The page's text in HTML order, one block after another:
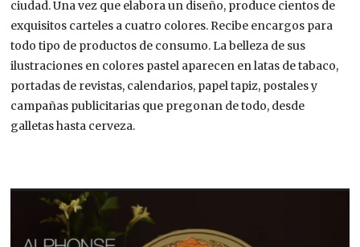
ciudad. Una vez que elabora un diseño, produce cientos de
exquisitos carteles a cuatro colores. Recibe encargos para
todo tipo de productos de consumo. La belleza de sus
ilustraciones en colores pastel aparecen en latas de tabaco,
portadas de revistas, calendarios, papel tapiz, postales y
campañas publicitarias que pregonan de todo, desde
galletas hasta cerveza.